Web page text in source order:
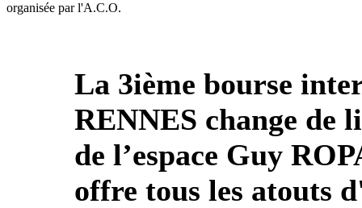
organisée par l'A.C.O.
La 3ième bourse
RENNES change de
de l’espace Guy
offre tous les atouts